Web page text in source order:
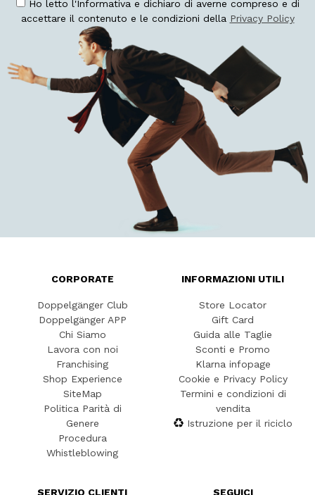
Ho letto l'Informativa e dichiaro di averne compreso e di
accettare il contenuto e le condizioni della Privacy Policy
CORPORATE
Doppelgänger Club
Doppelgänger APP
Chi Siamo
Lavora con noi
Franchising
Shop Experience
SiteMap
Politica Parità di
Genere
Procedura
Whistleblowing
INFORMAZIONI UTILI
Store Locator
Gift Card
Guida alle Taglie
Sconti e Promo
Klarna infopage
Cookie e Privacy Policy
Termini e condizioni di
vendita
Istruzione per il riciclo
SERVIZIO CLIENTI SEGUICI